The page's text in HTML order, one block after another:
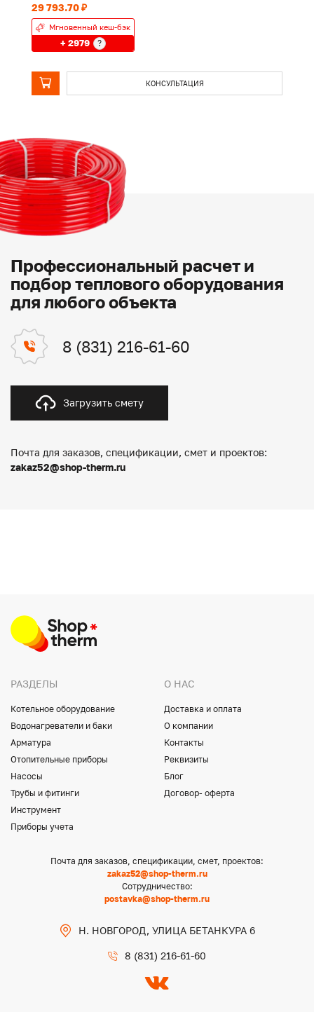
29 793.70 ₽
Мгновенный кеш-бэк
+ 2979 ?
КОНСУЛЬТАЦИЯ
Профессиональный расчет и
подбор теплового оборудования
для любого объекта
8 (831) 216-61-60
Загрузить смету
Почта для заказов, спецификации, смет и проектов:
zakaz52@shop-therm.ru
РАЗДЕЛЫ
Котельное оборудование
Водонагреватели и баки
Арматура
Отопительные приборы
Насосы
Трубы и фитинги
Инструмент
Приборы учета
О НАС
Доставка и оплата
О компании
Контакты
Реквизиты
Блог
Договор- оферта
Почта для заказов, спецификации, смет, проектов:
zakaz52@shop-therm.ru
Сотрудничество:
postavka@shop-therm.ru
Н. НОВГОРОД, УЛИЦА БЕТАНКУРА 6
8 (831) 216-61-60